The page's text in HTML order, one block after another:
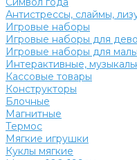
Антистрессы, слаймы,
Игровые наборы
Игровые наборы для
Игровые наборы для
Интерактивные,
Кассовые товары
Конструкторы
Блочные
Магнитные
Термос
Мягкие игрушки
Куклы мягкие